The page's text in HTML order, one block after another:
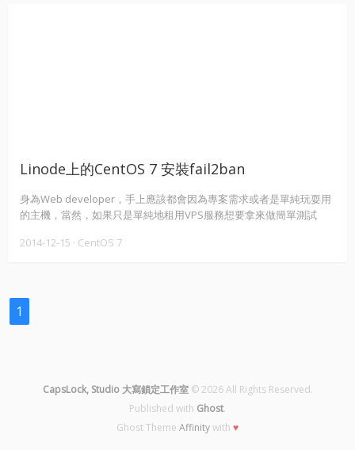
Linode上的CentOS 7 安裝fail2ban
身為Web developer，手上應該都會因為專案需求或者是單純玩耍用
的主機，當然，如果只是單純地租用VPS服務想要拿來做簡單測試
所謂的話，付點小錢馬上就可以完成這些動作，不過在絕大多數的情
方法，最多只能做到拖延時間，讓攻擊者感到攻擊行為不符效益知難
而退，而除了設置複雜的密碼以外，fail2ban能幫助防止攻擊者能不
2014-12-15 · CentOS 7
1
CapsLock, Studio 大寫鎖定工作室© 2026 All Rights Reserved.
Published with Ghost.
Ghost Theme Affinitywith ♥